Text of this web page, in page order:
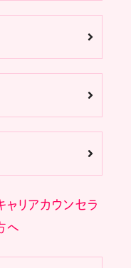
ャリアカウンセラ
へ